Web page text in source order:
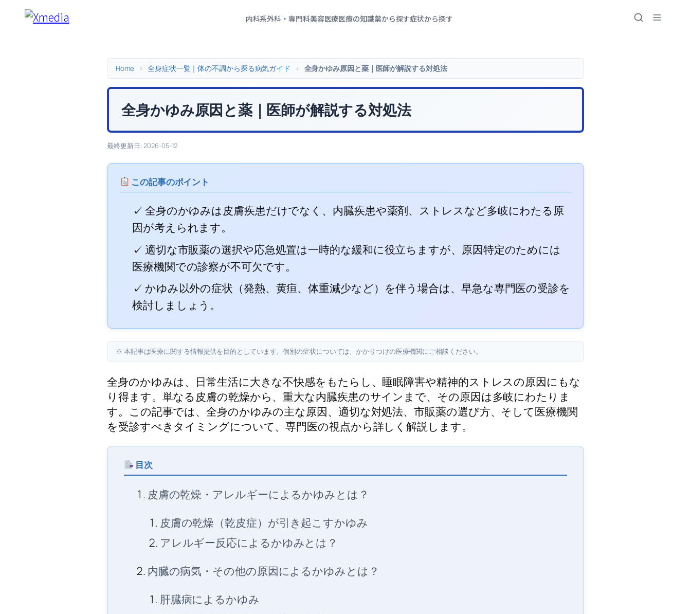
内科系外科・専門科美容医療医療の知識薬から探す症状から探す
Home > 全身症状一覧｜体の不調から探る病気ガイド > 全身かゆみ原因と薬｜医師が解説する対処法
全身かゆみ原因と薬｜医師が解説する対処法
最終更新日: 2026-05-12
この記事のポイント
✓ 全身のかゆみは皮膚疾患だけでなく、内臓疾患や薬剤、ストレスなど多岐にわたる原
因が考えられます。
✓ 適切な市販薬の選択や応急処置は一時的な緩和に役立ちますが、原因特定のためには
医療機関での診察が不可欠です。
✓ かゆみ以外の症状（発熱、黄疸、体重減少など）を伴う場合は、早急な専門医の受診を
検討しましょう。
※ 本記事は医療に関する情報提供を目的としています。個別の症状については、かかりつけの医療機関にご相談ください。
全身のかゆみは、日常生活に大きな不快感をもたらし、睡眠障害や精神的ストレスの原因にもな
り得ます。単なる皮膚の乾燥から、重大な内臓疾患のサインまで、その原因は多岐にわたりま
す。この記事では、全身のかゆみの主な原因、適切な対処法、市販薬の選び方、そして医療機関
を受診すべきタイミングについて、専門医の視点から詳しく解説します。
目次
皮膚の乾燥・アレルギーによるかゆみとは？
皮膚の乾燥（乾皮症）が引き起こすかゆみ
アレルギー反応によるかゆみとは？
内臓の病気・その他の原因によるかゆみとは？
肝臓病によるかゆみ